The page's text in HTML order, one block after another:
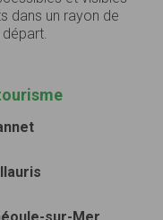
dans un rayon de